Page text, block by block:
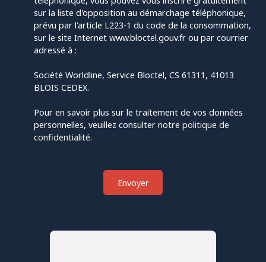
sur la liste d'opposition au démarchage téléphonique,
prévu par l'article L223-1 du code de la consommation,
sur le site Internet www.bloctel.gouv.fr ou par courrier
adressé à :
Société Worldline, Service Bloctel, CS 61311, 41013
BLOIS CEDEX.
Pour en savoir plus sur le traitement de vos données
personnelles, veuillez consulter notre politique de
confidentialité.
Envoyer